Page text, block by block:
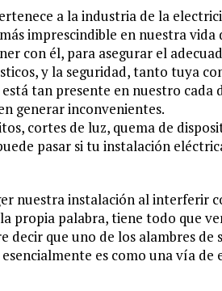
a la industria de la
imprescindible en nuestra vida
con él, para asegurar el
y la seguridad, tanto tuya
tan presente en nuestro cada
generar inconvenientes.
cortes de luz, quema de
pasar si tu instalación
nuestra instalación al interferir
propia palabra, tiene todo que
que uno de los alambres de
es como una vía de